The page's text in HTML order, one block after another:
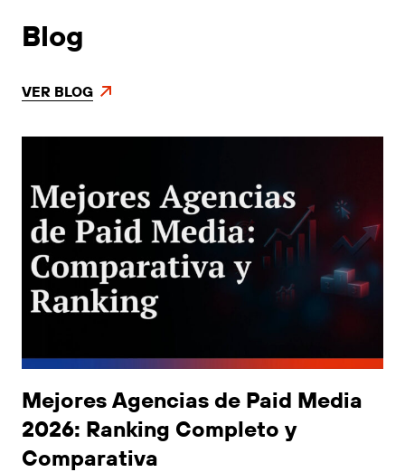
Blog
VER BLOG
Mejores Agencias de Paid Media
2026: Ranking Completo y
Comparativa